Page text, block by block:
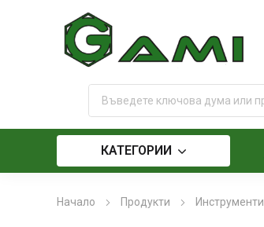
КАТЕГОРИИ
Начало Продукти Инструменти